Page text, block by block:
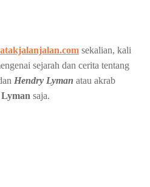
sekalian, kali
sejarah dan cerita tentang
Hendry Lyman atau akrab
Lyman saja.